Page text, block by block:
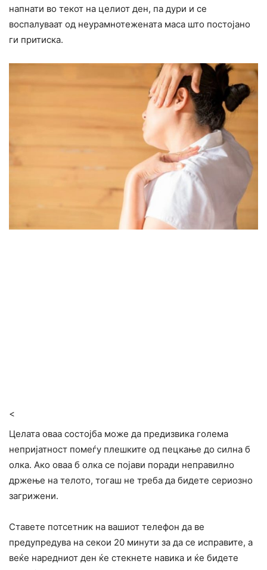
напнати во текот на целиот ден, па дури и се
воспалуваат од неурамнотежената маса што постојано
ги притиска.
<
Целата оваа состојба може да предизвика голема
непријатност помеѓу плешките од пецкање до силна б
олка. Ако оваа б олка се појави поради неправилно
држење на телото, тогаш не треба да бидете сериозно
загрижени.
Ставете потсетник на вашиот телефон да ве
предупредува на секои 20 минути за да се исправите, а
веќе наредниот ден ќе стекнете навика и ќе бидете